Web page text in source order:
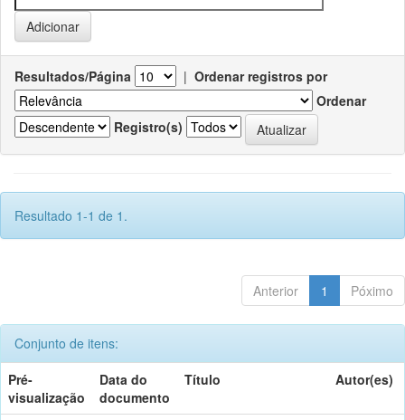
Resultados/Página | Ordenar registros por
Ordenar
Registro(s)
Resultado 1-1 de 1.
Anterior 1 Póximo
Conjunto de itens:
Pré-
visualização
Data do
documento
Título Autor(es)